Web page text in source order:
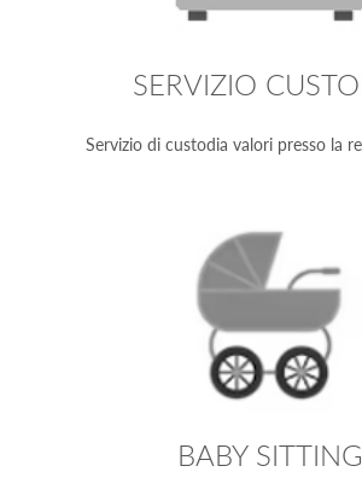
SERVIZIO
Servizio di custodia valori presso la
BABY SITTING